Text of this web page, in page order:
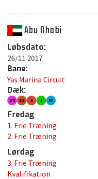
Abu Dhabi
Løbsdato:
26/11 2017
Bane:
Yas Marina Circuit
Dæk:
US SS S I W
Fredag
1. Frie Træning
2. Frie Træning
Lørdag
3. Frie Træning
Kvalifikation